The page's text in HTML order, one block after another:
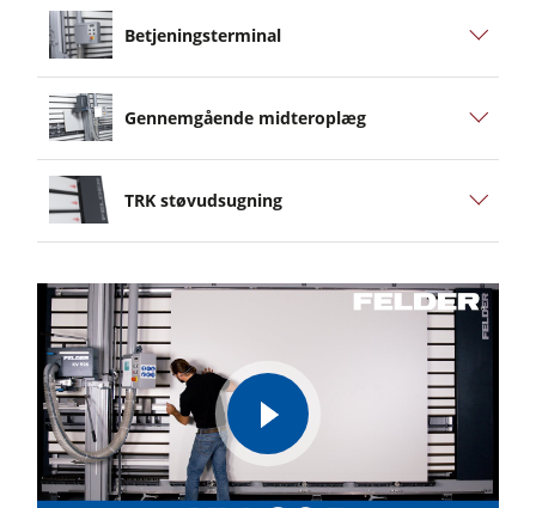
Betjeningsterminal
Gennemgående midteroplæg
TRK støvudsugning
play